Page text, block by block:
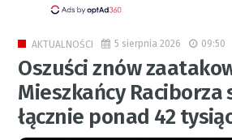
AKTUALNOŚCI 5 sierpnia 2026 09:50
Oszuści znów
Mieszkańcy Raciborza
łącznie ponad 42